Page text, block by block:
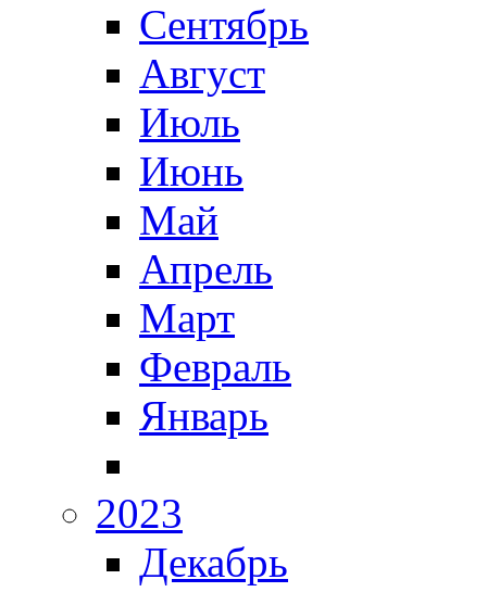
Сентябрь
Август
Июль
Июнь
Май
Апрель
Март
Февраль
Январь
2023
Декабрь